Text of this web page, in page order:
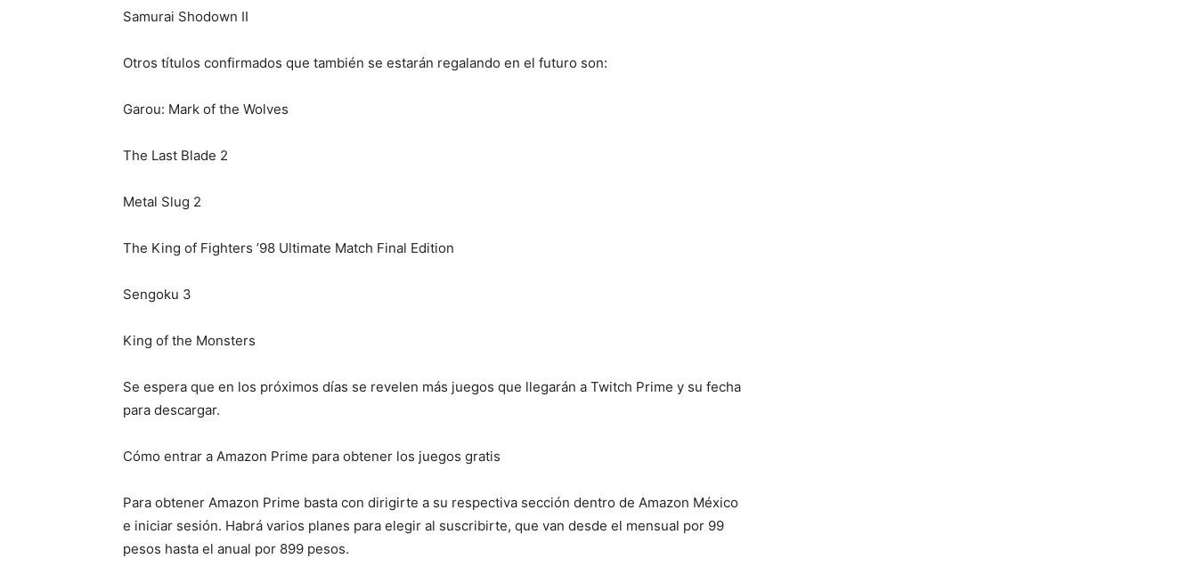
Samurai Shodown II
Otros títulos confirmados que también se estarán regalando en el futuro son:
Garou: Mark of the Wolves
The Last Blade 2
Metal Slug 2
The King of Fighters ’98 Ultimate Match Final Edition
Sengoku 3
King of the Monsters
Se espera que en los próximos días se revelen más juegos que llegarán a Twitch Prime y su fecha
para descargar.
Cómo entrar a Amazon Prime para obtener los juegos gratis
Para obtener Amazon Prime basta con dirigirte a su respectiva sección dentro de Amazon México
e iniciar sesión. Habrá varios planes para elegir al suscribirte, que van desde el mensual por 99
pesos hasta el anual por 899 pesos.